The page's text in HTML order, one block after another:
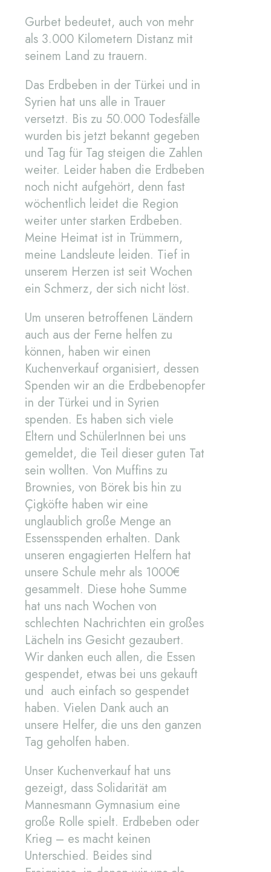
Gurbet bedeutet, auch von mehr
als 3.000 Kilometern Distanz mit
seinem Land zu trauern.
Das Erdbeben in der Türkei und in
Syrien hat uns alle in Trauer
versetzt. Bis zu 50.000 Todesfälle
wurden bis jetzt bekannt gegeben
und Tag für Tag steigen die Zahlen
weiter. Leider haben die Erdbeben
noch nicht aufgehört, denn fast
wöchentlich leidet die Region
weiter unter starken Erdbeben.
Meine Heimat ist in Trümmern,
meine Landsleute leiden. Tief in
unserem Herzen ist seit Wochen
ein Schmerz, der sich nicht löst.
Um unseren betroffenen Ländern
auch aus der Ferne helfen zu
können, haben wir einen
Kuchenverkauf organisiert, dessen
Spenden wir an die Erdbebenopfer
in der Türkei und in Syrien
spenden. Es haben sich viele
Eltern und SchülerInnen bei uns
gemeldet, die Teil dieser guten Tat
sein wollten. Von Muffins zu
Brownies, von Börek bis hin zu
Çigköfte haben wir eine
unglaublich große Menge an
Essensspenden erhalten. Dank
unseren engagierten Helfern hat
unsere Schule mehr als 1000€
gesammelt. Diese hohe Summe
hat uns nach Wochen von
schlechten Nachrichten ein großes
Lächeln ins Gesicht gezaubert.
Wir danken euch allen, die Essen
gespendet, etwas bei uns gekauft
und auch einfach so gespendet
haben. Vielen Dank auch an
unsere Helfer, die uns den ganzen
Tag geholfen haben.
Unser Kuchenverkauf hat uns
gezeigt, dass Solidarität am
Mannesmann Gymnasium eine
große Rolle spielt. Erdbeben oder
Krieg – es macht keinen
Unterschied. Beides sind